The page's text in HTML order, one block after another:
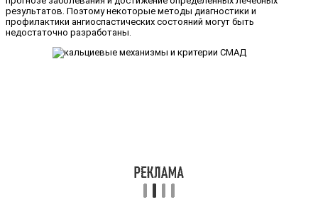
результатов. Поэтому некоторые методы диагностики и
профилактики ангиоспастических состояний могут быть
недостаточно разработаны.